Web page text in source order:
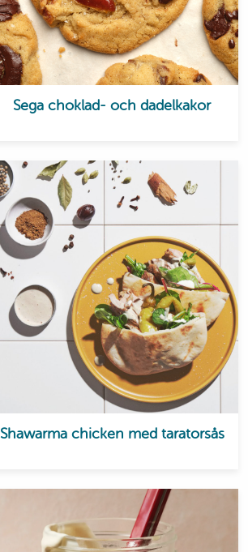
Sega choklad- och dadelkakor
Shawarma chicken med taratorsås